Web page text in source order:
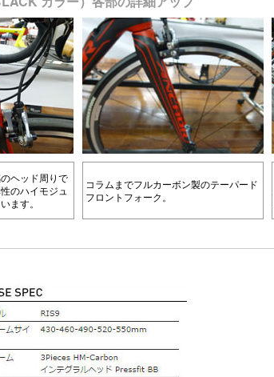
ヘッド周りで
のハイモジュ
ます。
コラムまでフルカーボン製のテーパード
フロントフォーク。